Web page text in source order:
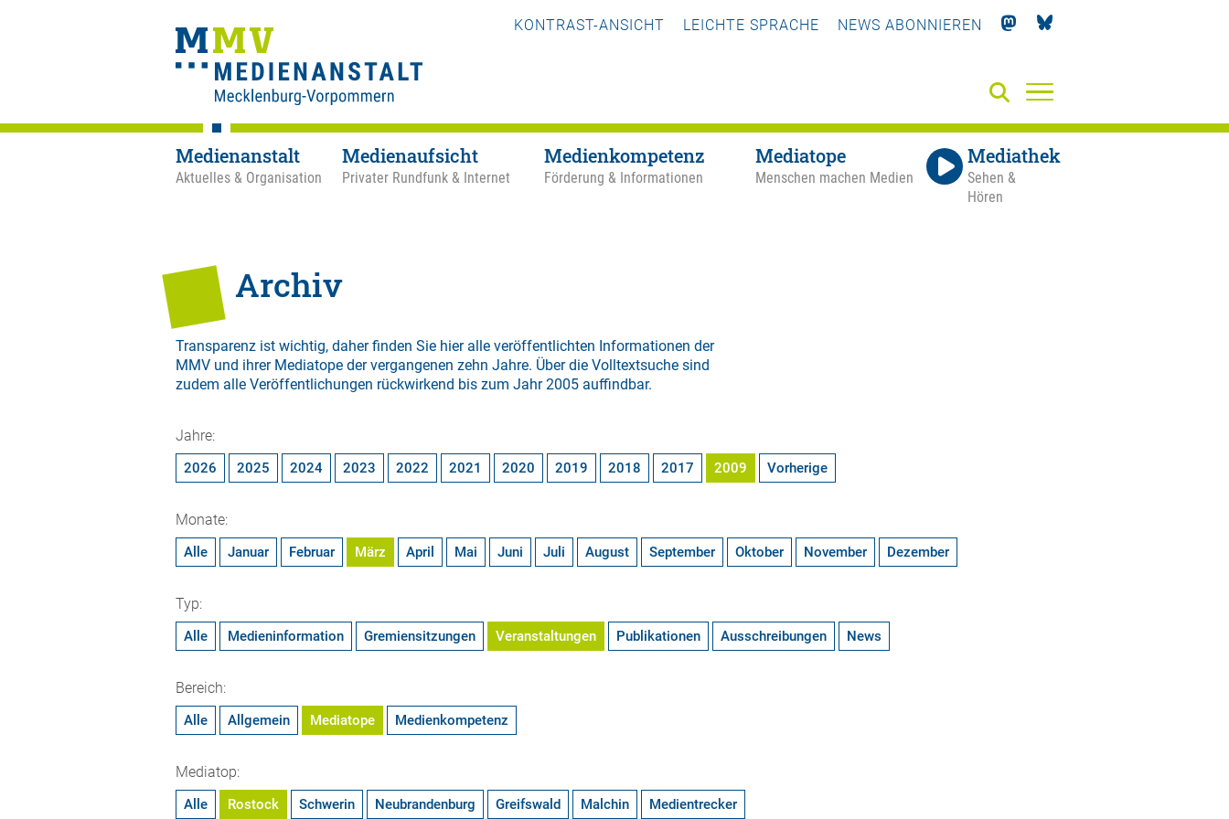
KONTRAST-ANSICHT LEICHTE SPRACHE NEWS ABONNIEREN
Medienanstalt
Aktuelles & Organisation
Medienaufsicht
Privater Rundfunk & Internet
Medienkompetenz
Förderung & Informationen
Mediatope
Menschen machen Medien
Mediathek
Sehen &
Hören
Archiv
Transparenz ist wichtig, daher finden Sie hier alle veröffentlichten Informationen der
MMV und ihrer Mediatope der vergangenen zehn Jahre. Über die Volltextsuche sind
zudem alle Veröffentlichungen rückwirkend bis zum Jahr 2005 auffindbar.
Jahre:
2026 2025 2024 2023 2022 2021 2020 2019 2018 2017 2009 Vorherige
Monate:
Alle Januar Februar März April Mai Juni Juli August September Oktober November Dezember
Typ:
Alle Medieninformation Gremiensitzungen Veranstaltungen Publikationen Ausschreibungen News
Bereich:
Alle Allgemein Mediatope Medienkompetenz
Mediatop:
Alle Rostock Schwerin Neubrandenburg Greifswald Malchin Medientrecker